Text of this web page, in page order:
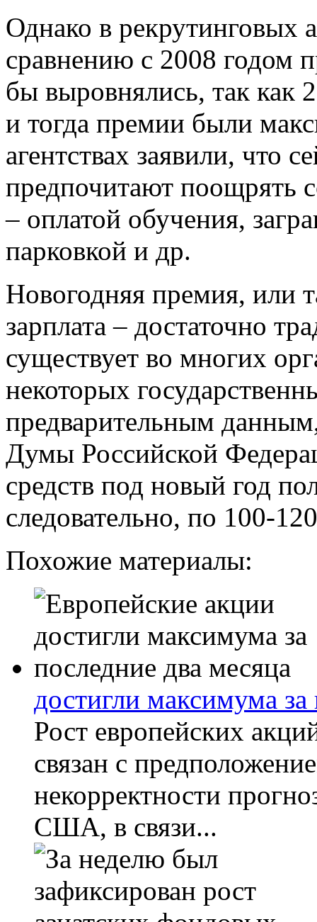
Однако в рекрутинговых
сравнению с 2008 годом
бы выровнялись, так как
и тогда премии были
агентствах заявили, что
предпочитают поощрять
– оплатой обучения,
парковкой и др.
Новогодняя премия, или
зарплата – достаточно
существует во многих
некоторых
предварительным
Думы Российской
средств под новый год
следовательно, по 100-
Похожие материалы:
достигли максимума
Рост европейских
связан с
некорректности
США, в связи...